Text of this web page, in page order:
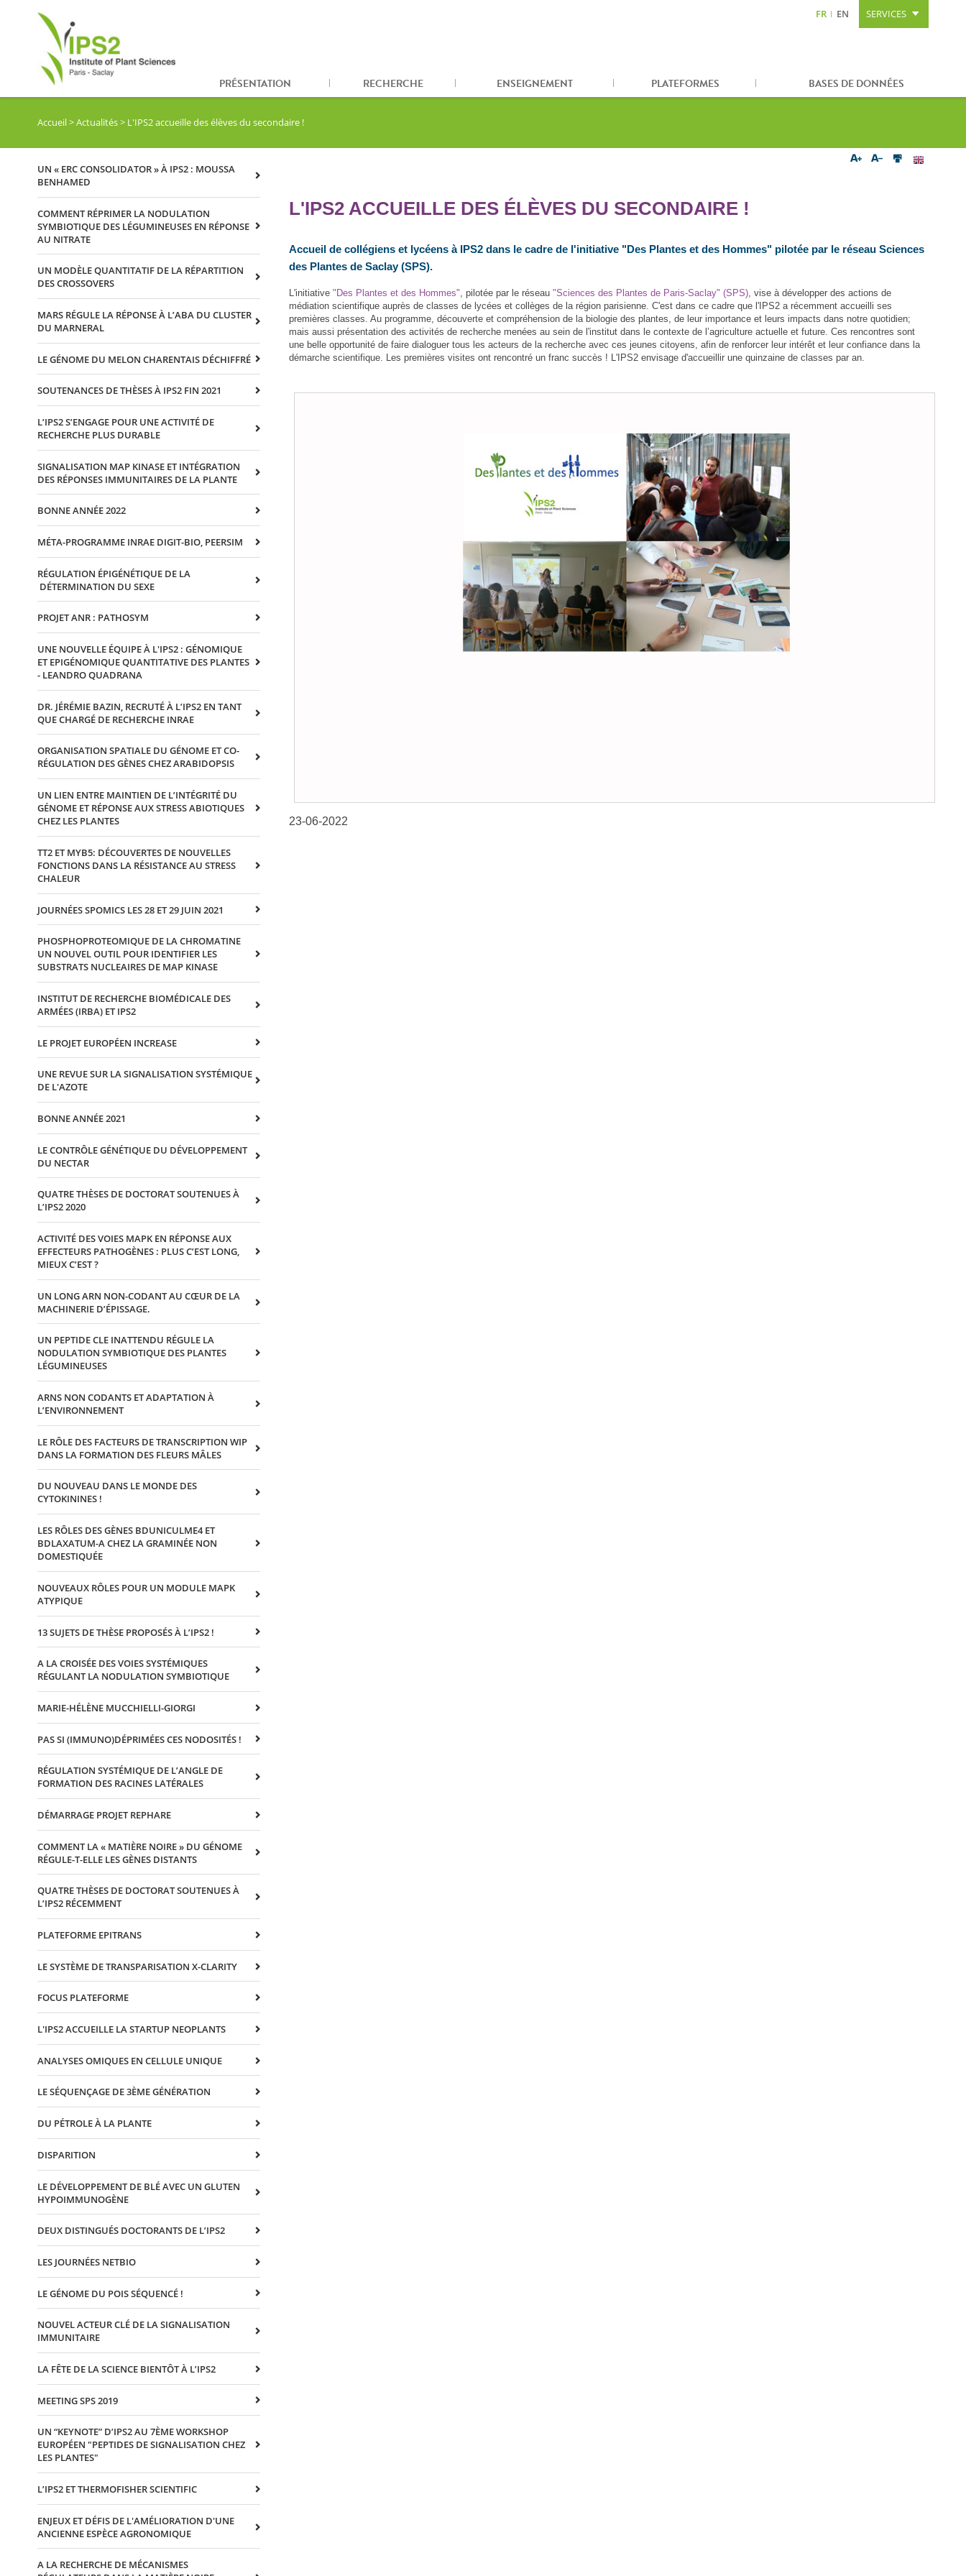
Aller à la recherche Plan du site
FR EN SERVICES
PRÉSENTATION RECHERCHE ENSEIGNEMENT PLATEFORMES BASES DE DONNÉES
Accueil>Actualités> L'IPS2 accueille des élèves du secondaire !
L'IPS2 ACCUEILLE DES ÉLÈVES DU SECONDAIRE !
Accueil de collégiens et lycéens à IPS2 dans le cadre de l'initiative "Des Plantes et des Hommes" pilotée par le réseau Sciences
des Plantes de Saclay (SPS).
L'initiative "Des Plantes et des Hommes", pilotée par le réseau "Sciences des Plantes de Paris-Saclay" (SPS), vise à développer des actions de
médiation scientifique auprès de classes de lycées et collèges de la région parisienne. C'est dans ce cadre que l'IPS2 a récemment accueilli ses
premières classes. Au programme, découverte et compréhension de la biologie des plantes, de leur importance et leurs impacts dans notre quotidien;
mais aussi présentation des activités de recherche menées au sein de l'institut dans le contexte de l’agriculture actuelle et future. Ces rencontres sont
une belle opportunité de faire dialoguer tous les acteurs de la recherche avec ces jeunes citoyens, afin de renforcer leur intérêt et leur confiance dans la
démarche scientifique. Les premières visites ont rencontré un franc succès ! L'IPS2 envisage d'accueillir une quinzaine de classes par an.
23-06-2022
UN « ERC CONSOLIDATOR » À IPS2 : MOUSSA
BENHAMED
COMMENT RÉPRIMER LA NODULATION
SYMBIOTIQUE DES LÉGUMINEUSES EN RÉPONSE
AU NITRATE
UN MODÈLE QUANTITATIF DE LA RÉPARTITION
DES CROSSOVERS
MARS RÉGULE LA RÉPONSE À L’ABA DU CLUSTER
DU MARNERAL
LE GÉNOME DU MELON CHARENTAIS DÉCHIFFRÉ
SOUTENANCES DE THÈSES À IPS2 FIN 2021
L’IPS2 S’ENGAGE POUR UNE ACTIVITÉ DE
RECHERCHE PLUS DURABLE
SIGNALISATION MAP KINASE ET INTÉGRATION
DES RÉPONSES IMMUNITAIRES DE LA PLANTE
BONNE ANNÉE 2022
MÉTA-PROGRAMME INRAE DIGIT-BIO, PEERSIM
RÉGULATION ÉPIGÉNÉTIQUE DE LA
DÉTERMINATION DU SEXE
PROJET ANR : PATHOSYM
UNE NOUVELLE ÉQUIPE À L'IPS2 : GÉNOMIQUE
ET EPIGÉNOMIQUE QUANTITATIVE DES PLANTES
- LEANDRO QUADRANA
DR. JÉRÉMIE BAZIN, RECRUTÉ À L’IPS2 EN TANT
QUE CHARGÉ DE RECHERCHE INRAE
ORGANISATION SPATIALE DU GÉNOME ET CO-
RÉGULATION DES GÈNES CHEZ ARABIDOPSIS
UN LIEN ENTRE MAINTIEN DE L’INTÉGRITÉ DU
GÉNOME ET RÉPONSE AUX STRESS ABIOTIQUES
CHEZ LES PLANTES
TT2 ET MYB5: DÉCOUVERTES DE NOUVELLES
FONCTIONS DANS LA RÉSISTANCE AU STRESS
CHALEUR
JOURNÉES SPOMICS LES 28 ET 29 JUIN 2021
PHOSPHOPROTEOMIQUE DE LA CHROMATINE
UN NOUVEL OUTIL POUR IDENTIFIER LES
SUBSTRATS NUCLEAIRES DE MAP KINASE
INSTITUT DE RECHERCHE BIOMÉDICALE DES
ARMÉES (IRBA) ET IPS2
LE PROJET EUROPÉEN INCREASE
UNE REVUE SUR LA SIGNALISATION SYSTÉMIQUE
DE L'AZOTE
BONNE ANNÉE 2021
LE CONTRÔLE GÉNÉTIQUE DU DÉVELOPPEMENT
DU NECTAR
QUATRE THÈSES DE DOCTORAT SOUTENUES À
L’IPS2 2020
ACTIVITÉ DES VOIES MAPK EN RÉPONSE AUX
EFFECTEURS PATHOGÈNES : PLUS C’EST LONG,
MIEUX C’EST ?
UN LONG ARN NON-CODANT AU CŒUR DE LA
MACHINERIE D’ÉPISSAGE.
UN PEPTIDE CLE INATTENDU RÉGULE LA
NODULATION SYMBIOTIQUE DES PLANTES
LÉGUMINEUSES
ARNS NON CODANTS ET ADAPTATION À
L’ENVIRONNEMENT
LE RÔLE DES FACTEURS DE TRANSCRIPTION WIP
DANS LA FORMATION DES FLEURS MÂLES
DU NOUVEAU DANS LE MONDE DES
CYTOKININES !
LES RÔLES DES GÈNES BDUNICULME4 ET
BDLAXATUM-A CHEZ LA GRAMINÉE NON
DOMESTIQUÉE
NOUVEAUX RÔLES POUR UN MODULE MAPK
ATYPIQUE
13 SUJETS DE THÈSE PROPOSÉS À L’IPS2 !
A LA CROISÉE DES VOIES SYSTÉMIQUES
RÉGULANT LA NODULATION SYMBIOTIQUE
MARIE-HÉLÈNE MUCCHIELLI-GIORGI
PAS SI (IMMUNO)DÉPRIMÉES CES NODOSITÉS !
RÉGULATION SYSTÉMIQUE DE L’ANGLE DE
FORMATION DES RACINES LATÉRALES
DÉMARRAGE PROJET REPHARE
COMMENT LA « MATIÈRE NOIRE » DU GÉNOME
RÉGULE-T-ELLE LES GÈNES DISTANTS
QUATRE THÈSES DE DOCTORAT SOUTENUES À
L’IPS2 RÉCEMMENT
PLATEFORME EPITRANS
LE SYSTÈME DE TRANSPARISATION X-CLARITY
FOCUS PLATEFORME
L'IPS2 ACCUEILLE LA STARTUP NEOPLANTS
ANALYSES OMIQUES EN CELLULE UNIQUE
LE SÉQUENÇAGE DE 3ÈME GÉNÉRATION
DU PÉTROLE À LA PLANTE
DISPARITION
LE DÉVELOPPEMENT DE BLÉ AVEC UN GLUTEN
HYPOIMMUNOGÈNE
DEUX DISTINGUÉS DOCTORANTS DE L’IPS2
LES JOURNÉES NETBIO
LE GÉNOME DU POIS SÉQUENCÉ !
NOUVEL ACTEUR CLÉ DE LA SIGNALISATION
IMMUNITAIRE
LA FÊTE DE LA SCIENCE BIENTÔT À L’IPS2
MEETING SPS 2019
UN “KEYNOTE” D’IPS2 AU 7ÈME WORKSHOP
EUROPÉEN "PEPTIDES DE SIGNALISATION CHEZ
LES PLANTES"
L’IPS2 ET THERMOFISHER SCIENTIFIC
ENJEUX ET DÉFIS DE L'AMÉLIORATION D'UNE
ANCIENNE ESPÈCE AGRONOMIQUE
A LA RECHERCHE DE MÉCANISMES